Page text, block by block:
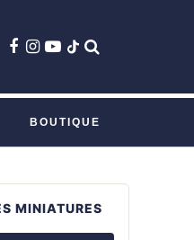
BOUTIQUE
MINIATURES